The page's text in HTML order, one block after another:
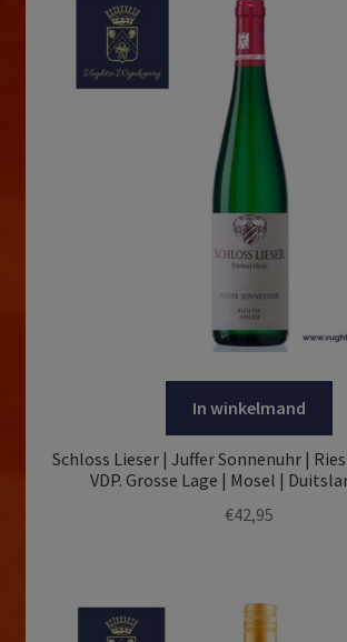
In winkelmand
Schloss Lieser | Juffer Sonnenuhr |
VDP. Grosse Lage | Mosel |
€42,95